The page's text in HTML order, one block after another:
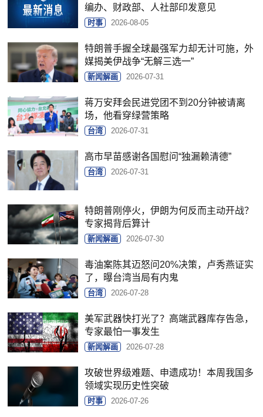
编办、财政部、人社部印发意见
时事 2026-08-05
特朗普手握全球最强军力却无计可施，外
媒揭美伊战争“无解三选一”
新闻解画 2026-07-31
蒋万安拜会民进党团不到20分钟被请离
场，他看穿绿营策略
台湾 2026-07-31
高市早苗感谢各国慰问“独漏赖清德”
台湾 2026-07-31
特朗普刚停火，伊朗为何反而主动开战？
专家揭背后算计
新闻解画 2026-07-30
毒油案陈其迈怒问20%决策，卢秀燕证实
了，曝台湾当局有内鬼
台湾 2026-07-28
美军武器快打光了？高端武器库存告急，
专家最怕一事发生
新闻解画 2026-07-28
攻破世界级难题、申遗成功！本周我国多
领域实现历史性突破
时事 2026-07-26